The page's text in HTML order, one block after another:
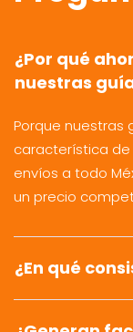
¿Por qué
nuestras
Porque nuestras
característica
envíos a todo
un precio
¿En qué